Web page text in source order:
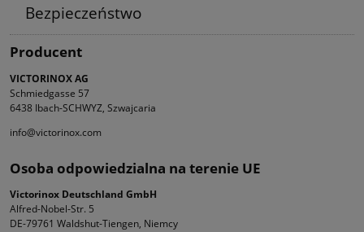
Bezpieczeństwo
Producent
VICTORINOX AG
Schmiedgasse 57
6438 Ibach-SCHWYZ, Szwajcaria
info@victorinox.com
Osoba odpowiedzialna na terenie UE
Victorinox Deutschland GmbH
Alfred-Nobel-Str. 5
DE-79761 Waldshut-Tiengen, Niemcy